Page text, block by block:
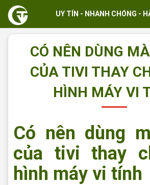
UY TÍN - NHANH CHÓNG -
CÓ NÊN DÙNG
CỦA TIVI THAY
HÌNH MÁY VI
Có nên dùng
của tivi thay
hình máy vi tính